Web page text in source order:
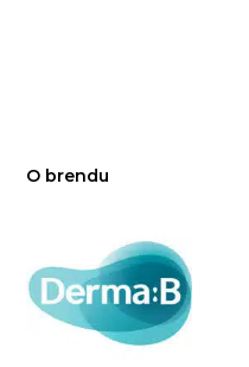
O brendu